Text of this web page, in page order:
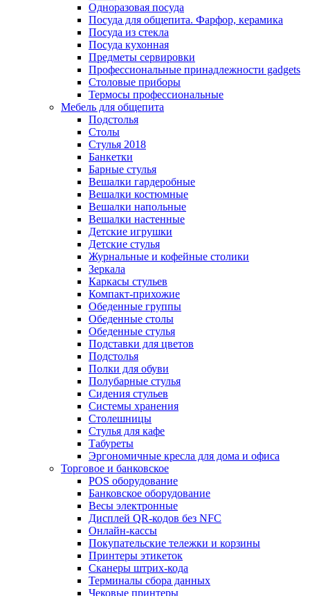
Одноразовая посуда
Посуда для общепита. Фарфор, керамика
Посуда из стекла
Посуда кухонная
Предметы сервировки
Профессиональные принадлежности gadgets
Столовые приборы
Термосы профессиональные
Мебель для общепита
Подстолья
Столы
Стулья 2018
Банкетки
Барные стулья
Вешалки гардеробные
Вешалки костюмные
Вешалки напольные
Вешалки настенные
Детские игрушки
Детские стулья
Журнальные и кофейные столики
Зеркала
Каркасы стульев
Компакт-прихожие
Обеденные группы
Обеденные столы
Обеденные стулья
Подставки для цветов
Подстолья
Полки для обуви
Полубарные стулья
Сидения стульев
Системы хранения
Столешницы
Стулья для кафе
Табуреты
Эргономичные кресла для дома и офиса
Торговое и банковское
POS оборудование
Банковское оборудование
Весы электронные
Дисплей QR-кодов без NFC
Онлайн-кассы
Покупательские тележки и корзины
Принтеры этикеток
Сканеры штрих-кода
Терминалы сбора данных
Чековые принтеры